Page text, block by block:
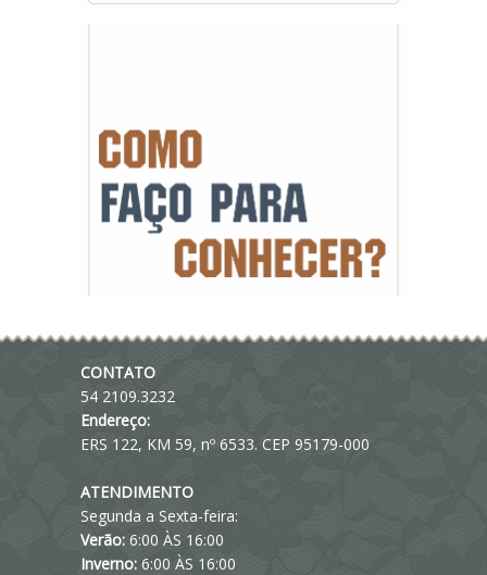
CONTATO
54 2109.3232
Endereço:
ERS 122, KM 59, nº 6533. CEP 95179-000
ATENDIMENTO
Segunda a Sexta-feira:
Verão: 6:00 ÀS 16:00
Inverno: 6:00 ÀS 16:00